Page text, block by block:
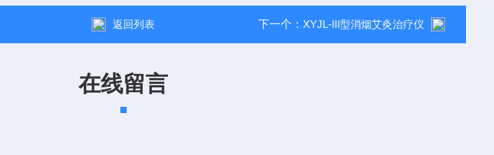
返回列表 下一个： XYJL-III型消烟艾灸治疗仪
在线留言